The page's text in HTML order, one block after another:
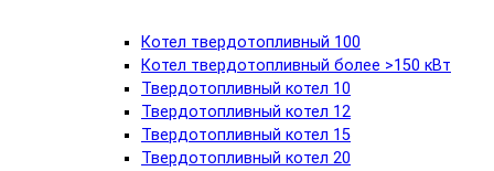
Котел твердотопливный 100
Котел твердотопливный более >150 кВт
Твердотопливный котел 10
Твердотопливный котел 12
Твердотопливный котел 15
Твердотопливный котел 20